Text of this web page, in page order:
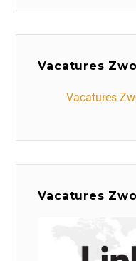
Vacatures
Vacatures
Vacatures